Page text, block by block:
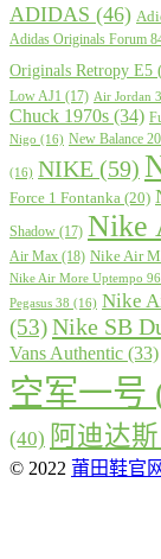
ADIDAS (46)
Adidas Originals Forum
Originals Retropy E5
Low AJ1 (17) Air Jordan 3
Chuck 1970s (34)
Nigo (16) New Balance
(16) NIKE (59)
Force 1 Fontanka (20)
Shadow (17) Nike
Air Max (18) Nike Air
Nike Air More Uptempo
Pegasus 38 (16) Nike
(53)Nike SB
Vans Authentic (33)
空军一号
(40) 阿迪达斯
© 2022 莆田鞋官网